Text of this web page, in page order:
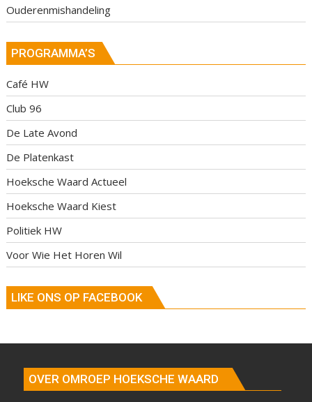
Ouderenmishandeling
PROGRAMMA’S
Café HW
Club 96
De Late Avond
De Platenkast
Hoeksche Waard Actueel
Hoeksche Waard Kiest
Politiek HW
Voor Wie Het Horen Wil
LIKE ONS OP FACEBOOK
OVER OMROEP HOEKSCHE WAARD